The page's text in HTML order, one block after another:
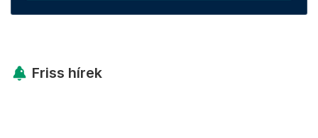
Friss hírek